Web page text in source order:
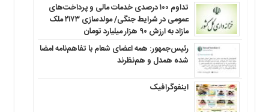
تداوم ۱۰۰ درصدی خدمات مالی و پرداخت‌های
عمومی در شرایط جنگی/ مولدسازی ۲۱۷۳ ملک
مازاد به ارزش ۹۰ هزار میلیارد تومان
رئیس‌جمهور: همه اعضای شعام با تفاهم‌نامه امضا
شده همدل و هم‌نظرند
اینفوگرافیک